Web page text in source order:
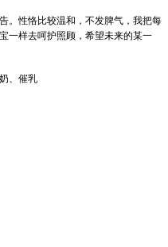
。性恪比较温和，不发脾气，我把每
一样去呵护照顾，希望未来的某一
、催乳